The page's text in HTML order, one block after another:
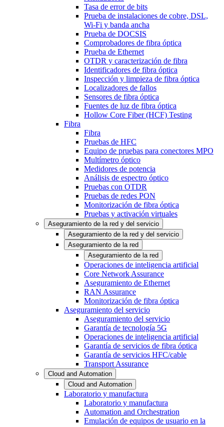
Tasa de error de bits
Prueba de instalaciones de cobre, DSL,
Wi-Fi y banda ancha
Prueba de DOCSIS
Comprobadores de fibra óptica
Prueba de Ethernet
OTDR y caracterización de fibra
Identificadores de fibra óptica
Inspección y limpieza de fibra óptica
Localizadores de fallos
Sensores de fibra óptica
Fuentes de luz de fibra óptica
Hollow Core Fiber (HCF) Testing
Fibra
Fibra
Pruebas de HFC
Equipo de pruebas para conectores MPO
Multímetro óptico
Medidores de potencia
Análisis de espectro óptico
Pruebas con OTDR
Pruebas de redes PON
Monitorización de fibra óptica
Pruebas y activación virtuales
Aseguramiento de la red y del servicio
Aseguramiento de la red y del servicio
Aseguramiento de la red
Aseguramiento de la red
Operaciones de inteligencia artificial
Core Network Assurance
Aseguramiento de Ethernet
RAN Assurance
Monitorización de fibra óptica
Aseguramiento del servicio
Aseguramiento del servicio
Garantía de tecnología 5G
Operaciones de inteligencia artificial
Garantía de servicios de fibra óptica
Garantía de servicios HFC/cable
Transport Assurance
Cloud and Automation
Cloud and Automation
Laboratorio y manufactura
Laboratorio y manufactura
Automation and Orchestration
Emulación de equipos de usuario en la